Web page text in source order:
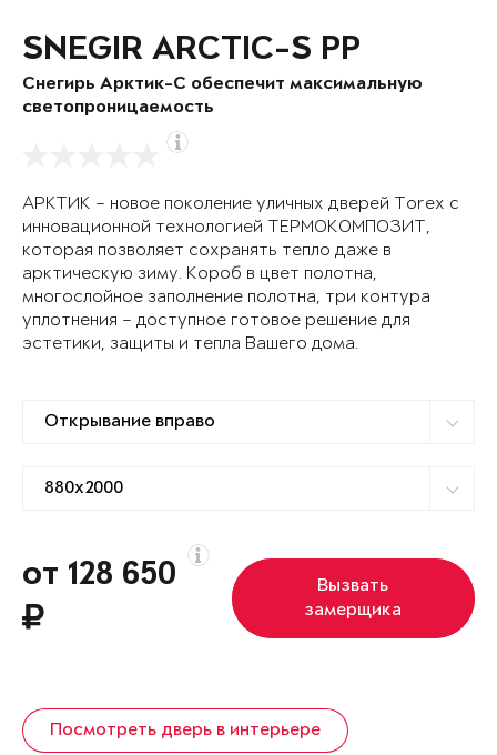
SNEGIR ARCTIC-S PP
Снегирь Арктик-С обеспечит максимальную
светопроницаемость
АРКТИК – новое поколение уличных дверей Torex с
инновационной технологией ТЕРМОКОМПОЗИТ,
которая позволяет сохранять тепло даже в
арктическую зиму. Короб в цвет полотна,
многослойное заполнение полотна, три контура
уплотнения – доступное готовое решение для
эстетики, защиты и тепла Вашего дома.
от 128 650
Вызвать
замерщика
Посмотреть дверь в интерьере